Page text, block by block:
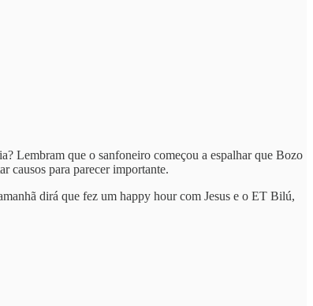
Lembram que o sanfoneiro começou a espalhar que Bozo
causos para parecer importante.
dirá que fez um happy hour com Jesus e o ET Bilú,